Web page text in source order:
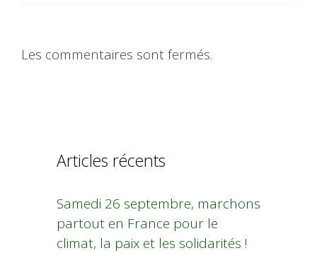
Les commentaires sont fermés.
Articles récents
Samedi 26 septembre, marchons
partout en France pour le
climat, la paix et les solidarités !